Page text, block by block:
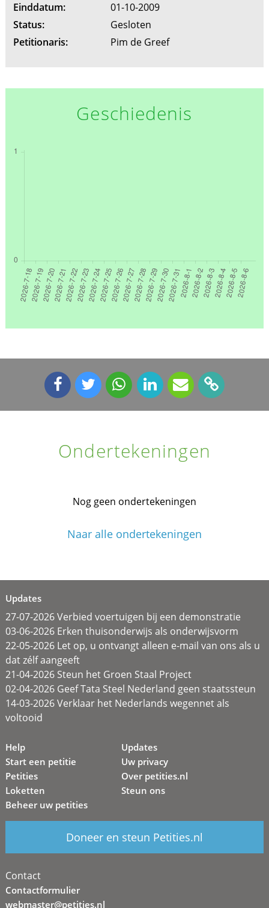
Einddatum:
01-10-2009
Status:
Gesloten
Petitionaris:
Pim de Greef
Geschiedenis
Ondertekeningen
Nog geen ondertekeningen
Naar alle ondertekeningen
Updates
27-07-2026 Verbied voertuigen bij een demonstratie
03-06-2026 Erken thuisonderwijs als onderwijsvorm
22-05-2026 Let op, u ontvangt alleen e-mail van ons als u
dat zélf aangeeft
21-04-2026 Steun het Groen Staal Project
02-04-2026 Geef Tata Steel Nederland geen staatssteun
14-03-2026 Verklaar het Nederlands wegennet als
voltooid
Help
Start een petitie
Petities
Loketten
Beheer uw petities
Updates
Uw privacy
Over petities.nl
Steun ons
Doneer en steun Petities.nl
Contact
Contactformulier
webmaster@petities.nl